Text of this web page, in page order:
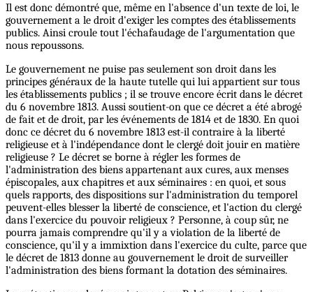
Il est donc démontré que, même en l'absence d'un texte de loi, le
gouvernement a le droit d'exiger les comptes des établissements
publics. Ainsi croule tout l'échafaudage de l'argumentation que
nous repoussons.
Le gouvernement ne puise pas seulement son droit dans les
principes généraux de la haute tutelle qui lui appartient sur tous
les établissements publics ; il se trouve encore écrit dans le décret
du 6 novembre 1813. Aussi soutient-on que ce décret a été abrogé
de fait et de droit, par les événements de 1814 et de 1830. En quoi
donc ce décret du 6 novembre 1813 est-il contraire à la liberté
religieuse et à l'indépendance dont le clergé doit jouir en matière
religieuse ? Le décret se borne à régler les formes de
l'administration des biens appartenant aux cures, aux menses
épiscopales, aux chapitres et aux séminaires : en quoi, et sous
quels rapports, des dispositions sur l'administration du temporel
peuvent-elles blesser la liberté de conscience, et l'action du clergé
dans l'exercice du pouvoir religieux ? Personne, à coup sûr, ne
pourra jamais comprendre qu'il y a violation de la liberté de
conscience, qu'il y a immixtion dans l'exercice du culte, parce que
le décret de 1813 donne au gouvernement le droit de surveiller
l'administration des biens formant la dotation des séminaires.